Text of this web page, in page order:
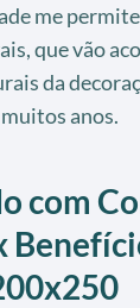
me
que vão
da
anos.
com